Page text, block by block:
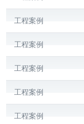
工程案例
工程案例
工程案例
工程案例
工程案例